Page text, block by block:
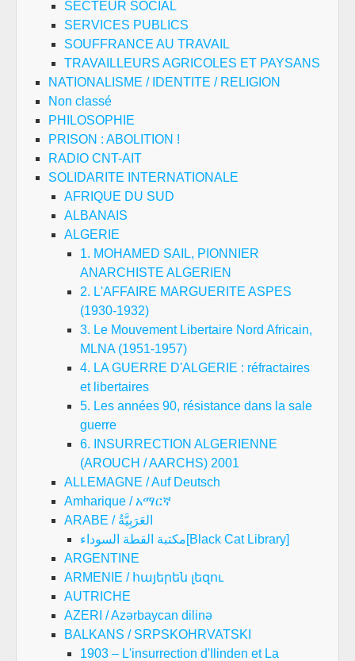
SECTEUR SOCIAL
SERVICES PUBLICS
SOUFFRANCE AU TRAVAIL
TRAVAILLEURS AGRICOLES ET PAYSANS
NATIONALISME / IDENTITE / RELIGION
Non classé
PHILOSOPHIE
PRISON : ABOLITION !
RADIO CNT-AIT
SOLIDARITE INTERNATIONALE
AFRIQUE DU SUD
ALBANAIS
ALGERIE
1. MOHAMED SAIL, PIONNIER
ANARCHISTE ALGERIEN
2. L'AFFAIRE MARGUERITE ASPES
(1930-1932)
3. Le Mouvement Libertaire Nord Africain,
MLNA (1951-1957)
4. LA GUERRE D'ALGERIE : réfractaires
et libertaires
5. Les années 90, résistance dans la sale
guerre
6. INSURRECTION ALGERIENNE
(AROUCH / AARCHS) 2001
ALLEMAGNE / Auf Deutsch
Amharique / አማርኛ
ARABE / العَرَبِيَّةُ
مكتبة القطة السوداء[Black Cat Library]
ARGENTINE
ARMENIE / հայերեն լեզու
AUTRICHE
AZERI / Azərbaycan dilinə
BALKANS / SRPSKOHRVATSKI
1903 – L'insurrection d'Ilinden et La